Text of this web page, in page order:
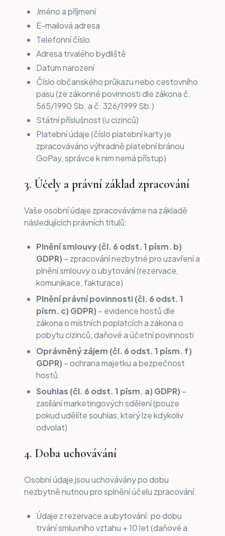
Jméno a příjmení
E-mailová adresa
Telefonní číslo
Adresa trvalého bydliště
Datum narození
Číslo občanského průkazu nebo cestovního
pasu (ze zákonné povinnosti dle zákona č.
565/1990 Sb. a č. 326/1999 Sb.)
Státní příslušnost (u cizinců)
Platební údaje (číslo platební karty je
zpracováváno výhradně platební bránou
GoPay, správce k nim nemá přístup)
3. Účely a právní základ zpracování
Vaše osobní údaje zpracováváme na základě
následujících právních titulů:
Plnění smlouvy (čl. 6 odst. 1 písm. b)
GDPR) – zpracování nezbytné pro uzavření a
plnění smlouvy o ubytování (rezervace,
komunikace, fakturace)
Plnění právní povinnosti (čl. 6 odst. 1
písm. c) GDPR) – evidence hostů dle
zákona o místních poplatcích a zákona o
pobytu cizinců, daňové a účetní povinnosti
Oprávněný zájem (čl. 6 odst. 1 písm. f)
GDPR) – ochrana majetku a bezpečnost
hostů
Souhlas (čl. 6 odst. 1 písm. a) GDPR) –
zasílání marketingových sdělení (pouze
pokud udělíte souhlas, který lze kdykoliv
odvolat)
4. Doba uchovávání
Osobní údaje jsou uchovávány po dobu
nezbytně nutnou pro splnění účelu zpracování:
Údaje z rezervace a ubytování: po dobu
trvání smluvního vztahu + 10 let (daňové a